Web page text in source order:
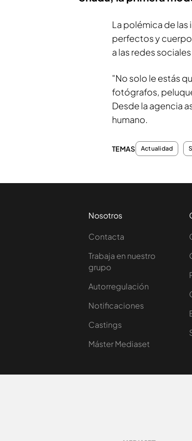
La polémica de
perfectos y
a las redes
"No solo le estás
fotógrafos,
Desde la agencia
humano.
TEMAS Actualidad
Nosotros
Contacta
Trabaja en nuestro
grupo
Autorregulación
Notificaciones
Castings
Máster Mediaset